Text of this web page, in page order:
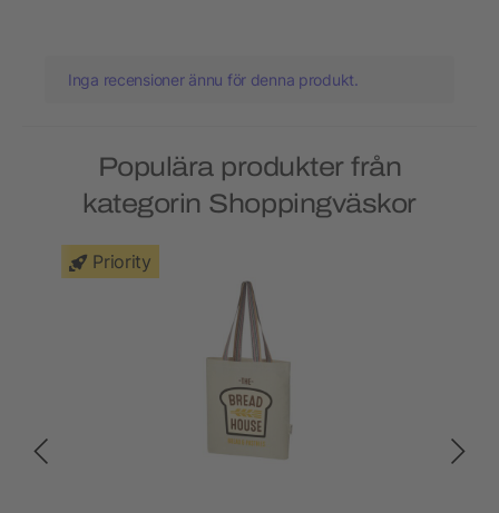
Inga recensioner ännu för denna produkt.
Populära produkter från
kategorin Shoppingväskor
Priority